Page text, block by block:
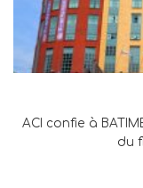
ACI confie à
du